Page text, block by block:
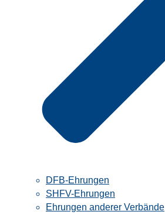
DFB-Ehrungen
SHFV-Ehrungen
Ehrungen anderer Verbände